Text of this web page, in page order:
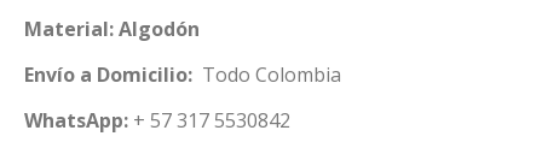
Material: Algodón
Envío a Domicilio: Todo Colombia
WhatsApp: + 57 317 5530842